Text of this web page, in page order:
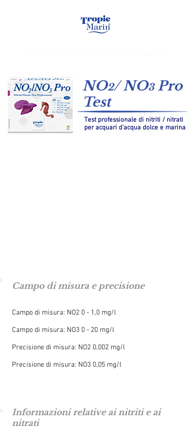
Test professionale di nitriti / nitrati
per acquari d‘acqua dolce e marina
NO2/ NO3Pro
Test
Campo di misura e precisione
Campo di misura: NO2 0 - 1,0 mg/l
Campo di misura: NO3 0 - 20 mg/l
Precisione di misura: NO2 0,002 mg/l
Precisione di misura: NO3 0,05 mg/l
Informazioni relative ai nitriti e ai
nitrati